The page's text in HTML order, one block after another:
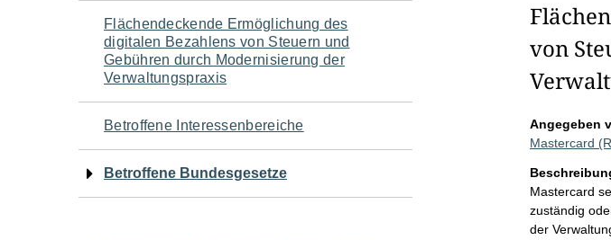
Navigation
für
den
Seiteninhalt
Flächendeckende Ermöglichung des
digitalen Bezahlens von Steuern und
Gebühren durch Modernisierung der
Verwaltungspraxis
Betroffene Interessenbereiche
Betroffene Bundesgesetze
von
Angegeben
Mastercard
Mastercard
zuständig
der